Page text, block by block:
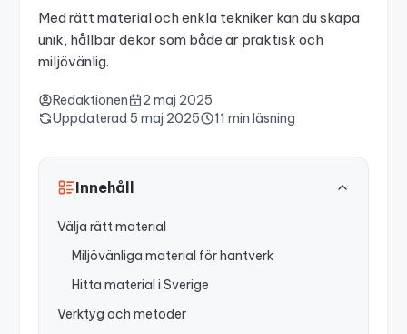
Med rätt material och enkla tekniker kan du skapa
unik, hållbar dekor som både är praktisk och
miljövänlig.
Redaktionen
2 maj 2025
Uppdaterad5 maj 2025 11 min läsning
Innehåll
Välja rätt material
Miljövänliga material för hantverk
Hitta material i Sverige
Verktyg och metoder